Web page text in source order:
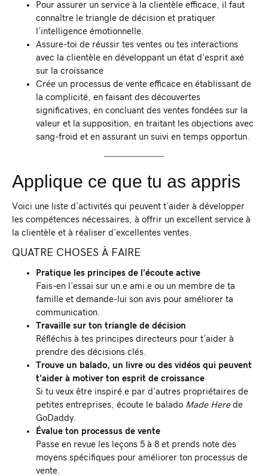
Pour assurer un service à la clientèle efficace, il faut
connaître le triangle de décision et pratiquer
l’intelligence émotionnelle.
Assure-toi de réussir tes ventes ou tes interactions
avec la clientèle en développant un état d’esprit axé
sur la croissance
Crée un processus de vente efficace en établissant de
la complicité, en faisant des découvertes
significatives, en concluant des ventes fondées sur la
valeur et la supposition, en traitant les objections avec
sang-froid et en assurant un suivi en temps opportun.
Applique ce que tu as appris
Voici une liste d’activités qui peuvent t’aider à développer
les compétences nécessaires, à offrir un excellent service à
la clientèle et à réaliser d’excellentes ventes.
QUATRE CHOSES À FAIRE
Pratique les principes de l’écoute active
Fais-en l’essai sur un.e ami.e ou un membre de ta
famille et demande-lui son avis pour améliorer ta
communication.
Travaille sur ton triangle de décision
Réfléchis à tes principes directeurs pour t’aider à
prendre des décisions clés.
Trouve un balado, un livre ou des vidéos qui peuvent
t’aider à motiver ton esprit de croissance
Si tu veux être inspiré.e par d’autres propriétaires de
petites entreprises, écoute le balado Made Herede
GoDaddy.
Évalue ton processus de vente
Passe en revue les leçons 5 à 8 et prends note des
moyens spécifiques pour améliorer ton processus de
vente.